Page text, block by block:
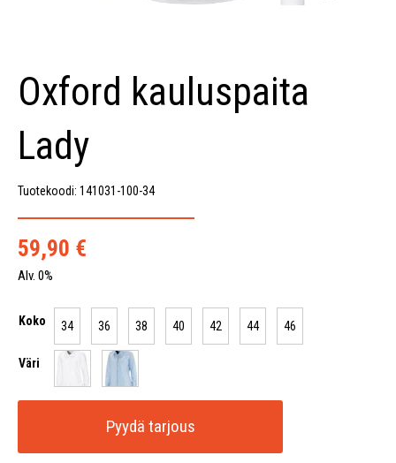
Oxford kauluspaita
Lady
Tuotekoodi: 141031-100-34
59,90 €
Alv. 0%
Koko 34 36 38 40 42 44 46
Väri
Pyydä tarjous